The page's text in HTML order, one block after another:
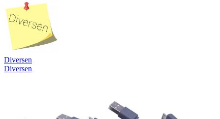
Diversen
Diversen